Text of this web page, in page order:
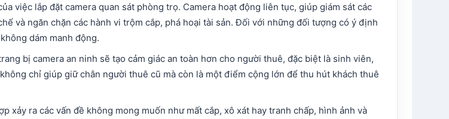
việc lắp đặt camera quan sát phòng trọ. Camera hoạt động liên tục, giúp giám sát các
và ngăn chặn các hành vi trộm cắp, phá hoại tài sản. Đối với những đối tượng có ý định
dám manh động.
bị camera an ninh sẽ tạo cảm giác an toàn hơn cho người thuê, đặc biệt là sinh viên,
chỉ giúp giữ chân người thuê cũ mà còn là một điểm cộng lớn để thu hút khách thuê
xảy ra các vấn đề không mong muốn như mất cắp, xô xát hay tranh chấp, hình ảnh và